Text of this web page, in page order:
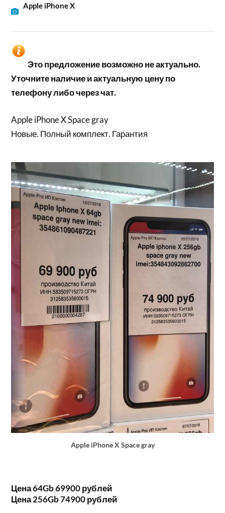
Apple iPhone X
Это предложение возможно не актуально.
Уточните наличие и актуальную цену по
телефону либо через чат.
Apple iPhone X Space gray
Новые. Полный комплект. Гарантия
Apple iPhone X Space gray
Цена 64Gb 69900 рублей
Цена 256Gb 74900 рублей